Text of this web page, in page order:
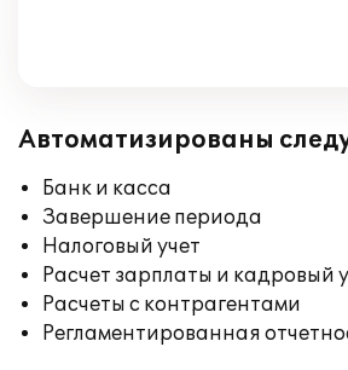
Автоматизированы
Банк и касса
Завершение периода
Налоговый учет
Расчет зарплаты и кадровый
Расчеты с контрагентами
Регламентированная